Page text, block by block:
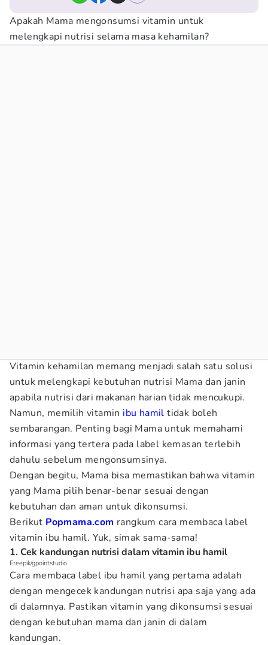
Apakah Mama mengonsumsi vitamin untuk
melengkapi nutrisi selama masa kehamilan?
Vitamin kehamilan memang menjadi salah satu solusi
untuk melengkapi kebutuhan nutrisi Mama dan janin
apabila nutrisi dari makanan harian tidak mencukupi.
Namun, memilih vitamin ibu hamil tidak boleh
sembarangan. Penting bagi Mama untuk memahami
informasi yang tertera pada label kemasan terlebih
dahulu sebelum mengonsumsinya.
Dengan begitu, Mama bisa memastikan bahwa vitamin
yang Mama pilih benar-benar sesuai dengan
kebutuhan dan aman untuk dikonsumsi.
Berikut Popmama.com rangkum cara membaca label
vitamin ibu hamil. Yuk, simak sama-sama!
1. Cek kandungan nutrisi dalam vitamin ibu hamil
Freepik/gpointstudio
Cara membaca label ibu hamil yang pertama adalah
dengan mengecek kandungan nutrisi apa saja yang ada
di dalamnya. Pastikan vitamin yang dikonsumsi sesuai
dengan kebutuhan mama dan janin di dalam
kandungan.